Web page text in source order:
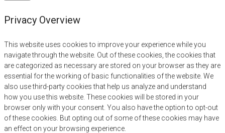
Privacy Overview
This website uses cookies to improve your experience while you
navigate through the website. Out of these cookies, the cookies that
are categorized as necessary are stored on your browser as they are
essential for the working of basic functionalities of the website. We
also use third-party cookies that help us analyze and understand
how you use this website. These cookies will be stored in your
browser only with your consent. You also have the option to opt-out
of these cookies. But opting out of some of these cookies may have
an effect on your browsing experience.